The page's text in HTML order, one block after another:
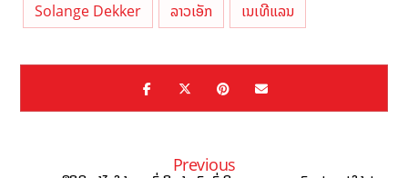
Solange Dekker ລາວເອັກ ເນເທີແລນ
Previous